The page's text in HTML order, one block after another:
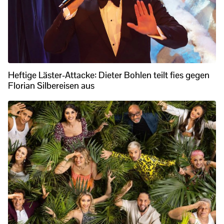
Heftige Läster-Attacke: Dieter Bohlen teilt fies gegen
Florian Silbereisen aus